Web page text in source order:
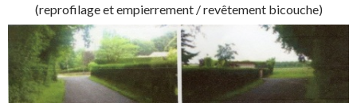
(reprofilage et empierrement / revêtement bicouche)